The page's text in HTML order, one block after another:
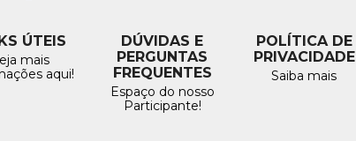
ÚTEIS
mais
aqui!
DÚVIDAS E
PERGUNTAS
FREQUENTES
Espaço do nosso
Participante!
POLÍTICA DE
PRIVACIDADE
Saiba mais